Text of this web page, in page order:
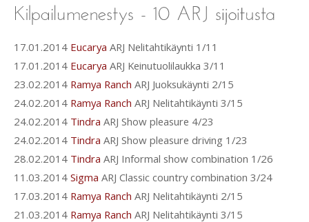
17.01.2014 Eucarya ARJ Nelitahtikäynti 1/11
17.01.2014 Eucarya ARJ Keinutuolilaukka 3/11
23.02.2014 Ramya Ranch ARJ Juoksukäynti 2/15
24.02.2014 Ramya Ranch ARJ Nelitahtikäynti 3/15
24.02.2014 Tindra ARJ Show pleasure 4/23
24.02.2014 Tindra ARJ Show pleasure driving 1/23
28.02.2014 Tindra ARJ Informal show combination 1/26
11.03.2014 Sigma ARJ Classic country combination 3/24
17.03.2014 Ramya Ranch ARJ Nelitahtikäynti 2/15
21.03.2014 Ramya Ranch ARJ Nelitahtikäynti 3/15